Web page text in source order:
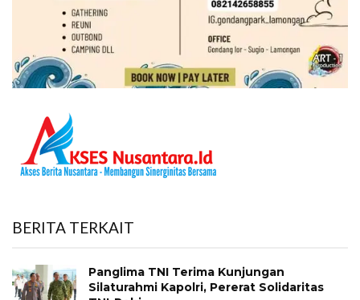
BERITA TERKAIT
Panglima TNI Terima Kunjungan
Silaturahmi Kapolri, Pererat Solidaritas